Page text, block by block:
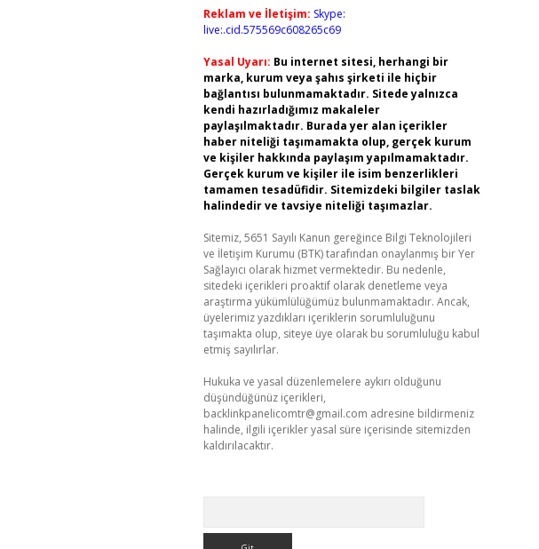
Reklam ve İletişim: Skype:
live:.cid.575569c608265c69
Yasal Uyarı: Bu internet sitesi, herhangi bir
marka, kurum veya şahıs şirketi ile hiçbir
bağlantısı bulunmamaktadır. Sitede yalnızca
kendi hazırladığımız makaleler
paylaşılmaktadır. Burada yer alan içerikler
haber niteliği taşımamakta olup, gerçek kurum
ve kişiler hakkında paylaşım yapılmamaktadır.
Gerçek kurum ve kişiler ile isim benzerlikleri
tamamen tesadüfidir. Sitemizdeki bilgiler taslak
halindedir ve tavsiye niteliği taşımazlar.
Sitemiz, 5651 Sayılı Kanun gereğince Bilgi Teknolojileri
ve İletişim Kurumu (BTK) tarafından onaylanmış bir Yer
Sağlayıcı olarak hizmet vermektedir. Bu nedenle,
sitedeki içerikleri proaktif olarak denetleme veya
araştırma yükümlülüğümüz bulunmamaktadır. Ancak,
üyelerimiz yazdıkları içeriklerin sorumluluğunu
taşımakta olup, siteye üye olarak bu sorumluluğu kabul
etmiş sayılırlar.
Hukuka ve yasal düzenlemelere aykırı olduğunu
düşündüğünüz içerikleri,
backlinkpanelicomtr@gmail.com adresine bildirmeniz
halinde, ilgili içerikler yasal süre içerisinde sitemizden
kaldırılacaktır.